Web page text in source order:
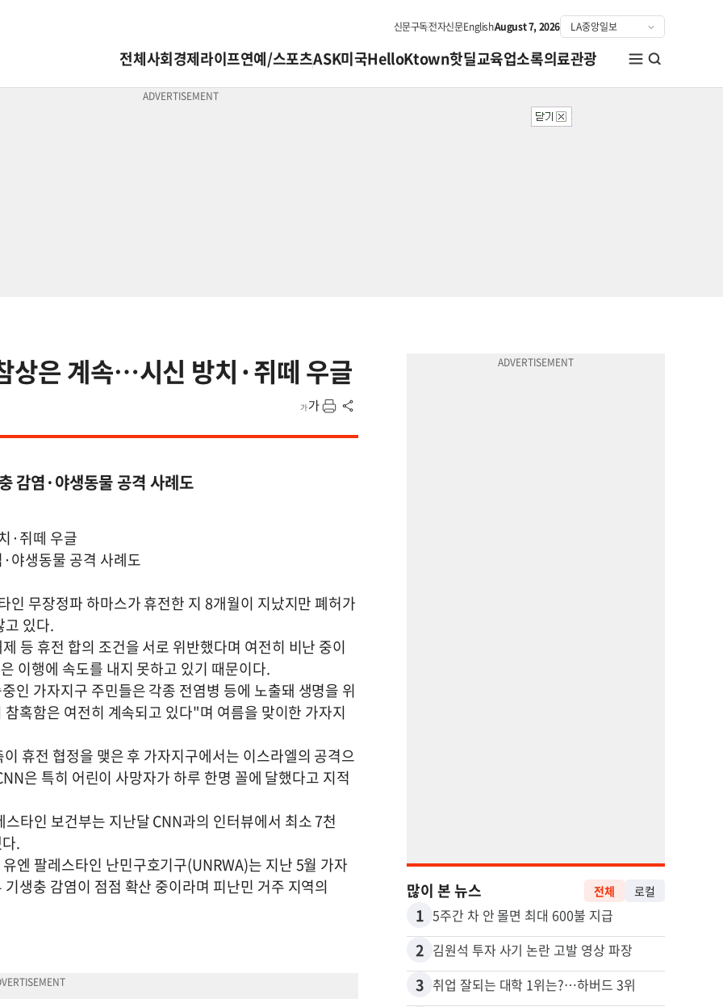
신문구독전자신문EnglishAugust 7, 2026
전체사회경제라이프연예/스포츠ASK미국HelloKtown핫딜교육업소록의료관광
상은 계속…시신 방치·쥐떼 우글
감염·야생동물 공격 사례도
·쥐떼 우글
야생동물 공격 사례도
무장정파 하마스가 휴전한 지 8개월이 지났지만 폐허가
고 있다.
등 휴전 합의 조건을 서로 위반했다며 여전히 비난 중이
이행에 속도를 내지 못하고 있기 때문이다.
인 가자지구 주민들은 각종 전염병 등에 노출돼 생명을 위
혹함은 여전히 계속되고 있다"며 여름을 맞이한 가자지
휴전 협정을 맺은 후 가자지구에서는 이스라엘의 공격으
은 특히 어린이 사망자가 하루 한명 꼴에 달했다고 지적
타인 보건부는 지난달 CNN과의 인터뷰에서 최소 7천
.
엔 팔레스타인 난민구호기구(UNRWA)는 지난 5월 가자
생충 감염이 점점 확산 중이라며 피난민 거주 지역의
많이 본 뉴스 전체 로컬
1 5주간 차 안 몰면 최대 600불 지급
2 김원석 투자 사기 논란 고발 영상 파장
3 취업 잘되는 대학 1위는?…하버드 3위